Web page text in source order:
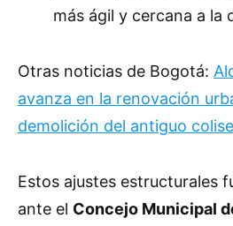
más ágil y cercana a la
Otras noticias de Bogotá:
avanza en la renovación
demolición del antiguo
Estos ajustes estructurales
ante el Concejo Municipal